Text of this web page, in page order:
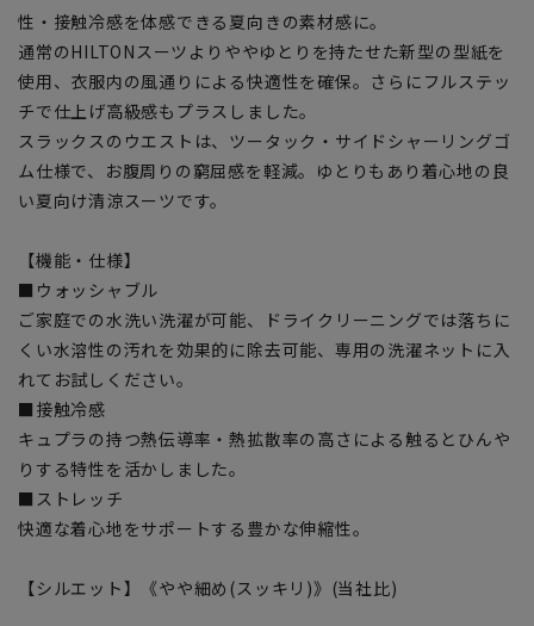
性・接触冷感を体感できる夏向きの素材感に。
通常のHILTONスーツよりややゆとりを持たせた新型の型紙を
使用、衣服内の風通りによる快適性を確保。さらにフルステッ
チで仕上げ高級感もプラスしました。
スラックスのウエストは、ツータック・サイドシャーリングゴ
ム仕様で、お腹周りの窮屈感を軽減。ゆとりもあり着心地の良
い夏向け清涼スーツです。
【機能・仕様】
■ウォッシャブル
ご家庭での水洗い洗濯が可能、ドライクリーニングでは落ちに
くい水溶性の汚れを効果的に除去可能、専用の洗濯ネットに入
れてお試しください。
■接触冷感
キュプラの持つ熱伝導率・熱拡散率の高さによる触るとひんや
りする特性を活かしました。
■ストレッチ
快適な着心地をサポートする豊かな伸縮性。
【シルエット】《やや細め(スッキリ)》(当社比)